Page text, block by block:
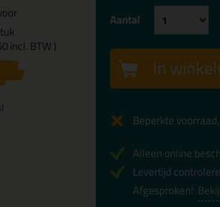
incl. BTW )
Aantal
In
Beperkte
Alleen online
Levertijd
Afgesproken!